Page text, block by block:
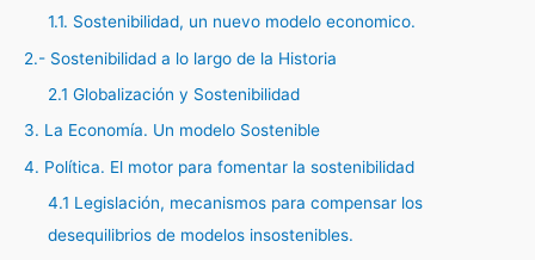
1.1. Sostenibilidad, un nuevo modelo economico.
2.- Sostenibilidad a lo largo de la Historia
2.1 Globalización y Sostenibilidad
3. La Economía. Un modelo Sostenible
4. Política. El motor para fomentar la sostenibilidad
4.1 Legislación, mecanismos para compensar los
desequilibrios de modelos insostenibles.